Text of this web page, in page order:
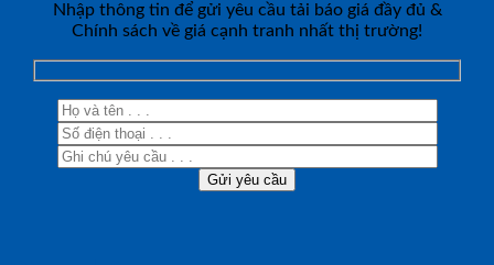
Nhập thông tin để gửi yêu cầu tải báo giá đầy đủ &
Chính sách về giá cạnh tranh nhất thị trường!